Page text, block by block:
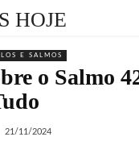
HOJE
E SALMOS
o Salmo
21/11/2024